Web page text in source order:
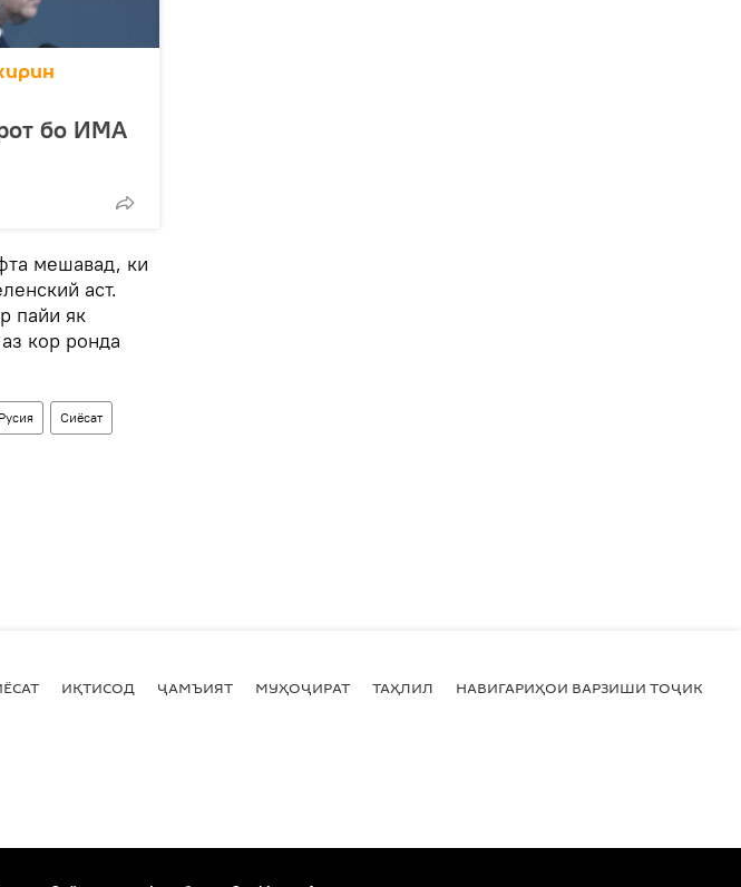
бо ИМА
мешавад, ки
аст.
пайи як
кор ронда
Русия Сиёсат
ИҚТИСОД ҶАМЪИЯТ МУҲОҶИРАТ ТАҲЛИЛ НАВИГАРИҲОИ ВАРЗИШИ